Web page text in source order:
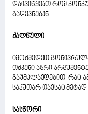
დაივიწყებთ რომ
გადევნებენ.
ქალწული
იმოქმედეთ
თქვენი აზრი
გაუმკლავდებით, რაც
საკუთარ თავსაც
სასწორი